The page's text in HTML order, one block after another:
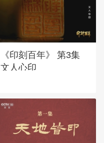
《印刻百年》 第3集
文人心印